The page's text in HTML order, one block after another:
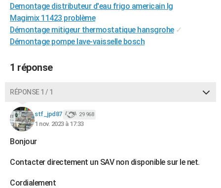
Destinations
City break
Voyage nature
Voyage de noces
Forum
Climat
+PHOTO
GUIDES D'ACHAT
CARTE DE VOEUX
Carte de Noël
Carte Bonne année
Carte Saint-Valentin
Carte Pâques
Carte d'anniversaire
DICTIONNAIRE
Dictionnaire
Biographies
Citations
Expressions
Proverbes
PROGRAMME TV
COPAINS D'AVANT
Demontage distributeur d'eau frigo americain lg
Magimix 11423 problème
Démontage mitigeur thermostatique hansgrohe ✓
Démontage pompe lave-vaisselle bosch
1 réponse
RÉPONSE 1 / 1
stf_jpd87 29 968
1 nov. 2023 à 17:33
Bonjour
Contacter directement un SAV non disponible sur le net.
Cordialement